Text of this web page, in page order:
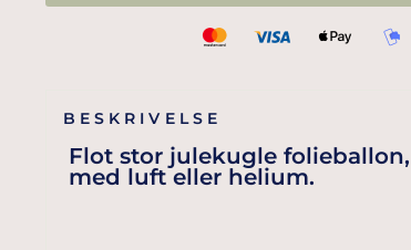
BESKRIVELSE
Flot stor julekugle
med luft eller helium.